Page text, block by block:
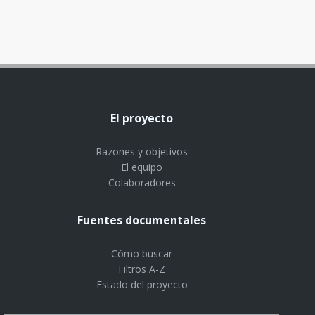
El proyecto
Razones y objetivos
El equipo
Colaboradores
Fuentes documentales
Cómo buscar
Filtros A-Z
Estado del proyecto